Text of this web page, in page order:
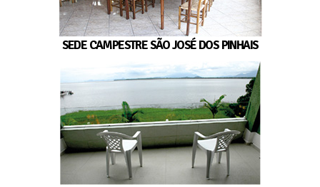
SEDE CAMPESTRE SÃO JOSÉ DOS PINHAIS